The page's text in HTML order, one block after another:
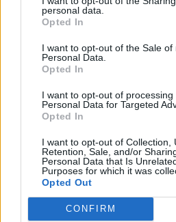
personal data.
Opted In
I want to opt-out of the Sale of
Personal Data.
Opted In
I want to opt-out of processing
Personal Data for Targeted
Opted In
I want to opt-out of Collection,
Retention, Sale, and/or
Personal Data that Is
Purposes for which it was
Opted Out
CONFIRM
Βαλυράκη.
Αθλητισμού,Γιάννης Βρούτσης
σημαντικότερους θεσμούς του
αγωνιστικό περιβάλλον. Η
σηματοδοτεί μια νέα φάση για
συνολική φιλοσοφία